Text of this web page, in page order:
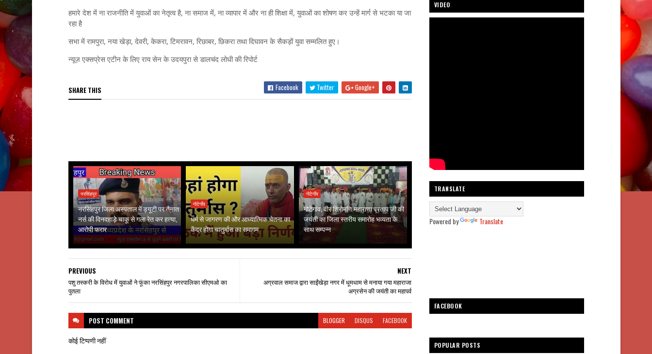
हमारे देश में ना राजनीति में युवाओं का नेतृत्व है, ना समाज में, ना व्यापार में और ना ही शिक्षा में, युवाओं का शोषण कर उन्हें मार्ग से भटका या जा
रहा है
सभा में रामपुरा, नया खेड़ा, देवरी, केकरा, टिमरावन, रिछाबर, छिकरा तथा दिघावन के सैकड़ों युवा सम्मलित हुए।
न्यूज़ एक्सप्रेस एटीन के लिए राय सेन के उदयपुरा से डालचंद लोधी की रिपोर्ट
SHARE THIS Facebook Twitter Google+
नरसिंहपुर
नरसिंहपुर जिला अस्पताल में ड्यूटी पर तैनात
नर्स की दिनदहाड़े चाकू से गला रेत कर हत्या,
आरोपी फरार
गोटेगाँव
धर्म से जागरण की और आध्यात्मिक चेतना का
केंद्र होगा चातुर्मास का समागम
गोटेगाँव
गोटेगांव, वीर शिरोमणि महाराणा प्रताप जी की
जयंती का जिला स्तरीय समारोह भव्यता के
साथ सम्पन्न
NEXT
अग्रवाल समाज द्वारा साईंखेड़ा नगर में धूमधाम से मनाया गया महाराजा
अग्रसेन की जयंती का महापर्व
PREVIOUS
पशु तस्करी के विरोध में युवाओं ने फूंका नरसिंहपुर नगरपालिका सीएमओ का
पुतला
POST COMMENT BLOGGER DISQUS FACEBOOK
कोई टिप्पणी नहीं
VIDEO
TRANSLATE
Powered by Translate
FACEBOOK
POPULAR POSTS